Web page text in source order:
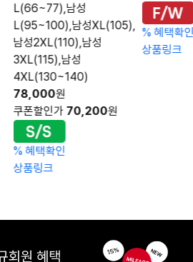
L(66~77),남성
L(95~100),남성XL(105),
남성2XL(110),남성
3XL(115),남성
4XL(130~140)
78,000원
쿠폰할인가 70,200원
% 혜택확인
상품링크
% 혜택확
상품링크